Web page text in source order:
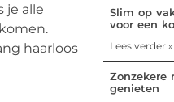
je alle
haarloos
Slim op
voor een
Lees verder »
Zonzekere
genieten